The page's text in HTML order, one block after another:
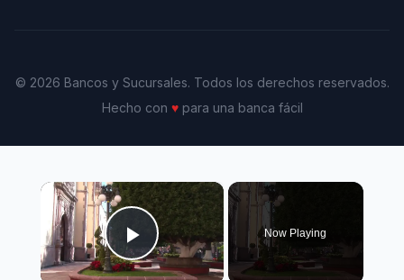
© 2026 Bancos y Sucursales. Todos los derechos reservados.
Hecho con ♥para una banca fácil
×
Play Video
Now Playing